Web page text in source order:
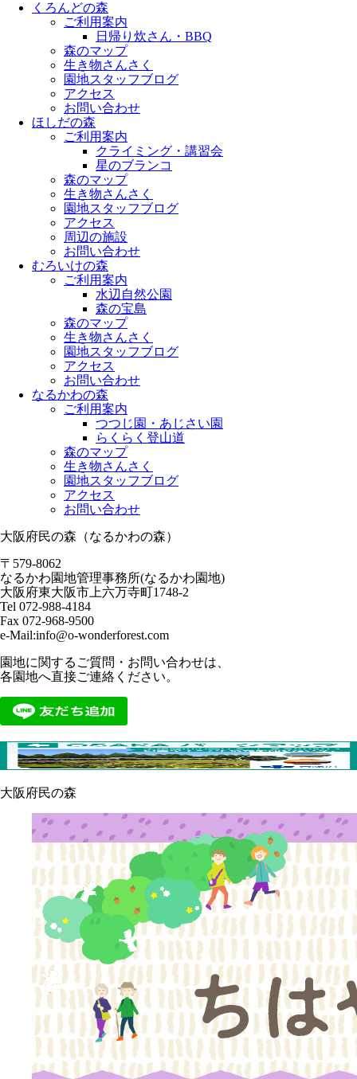
くろんどの森
ご利用案内
日帰り炊さん・BBQ
森のマップ
生き物さんさく
園地スタッフブログ
アクセス
お問い合わせ
ほしだの森
ご利用案内
クライミング・講習会
星のブランコ
森のマップ
生き物さんさく
園地スタッフブログ
アクセス
周辺の施設
お問い合わせ
むろいけの森
ご利用案内
水辺自然公園
森の宝島
森のマップ
生き物さんさく
園地スタッフブログ
アクセス
お問い合わせ
なるかわの森
ご利用案内
つつじ園・あじさい園
らくらく登山道
森のマップ
生き物さんさく
園地スタッフブログ
アクセス
お問い合わせ
大阪府民の森（なるかわの森）
〒579-8062
なるかわ園地管理事務所(なるかわ園地)
大阪府東大阪市上六万寺町1748-2
Tel 072-988-4184
Fax 072-968-9500
e-Mail:info@o-wonderforest.com
園地に関するご質問・お問い合わせは、
各園地へ直接ご連絡ください。
大阪府民の森